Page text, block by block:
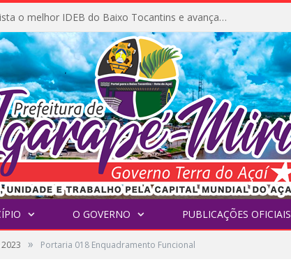
Igarapé-Miri conquista o melhor IDEB do Baixo Tocantins e avança na qualidade da educação pública
O GOVERNO PUBLICAÇÕES OFICIAIS
2023 » Portaria 018 Enquadramento Funcional